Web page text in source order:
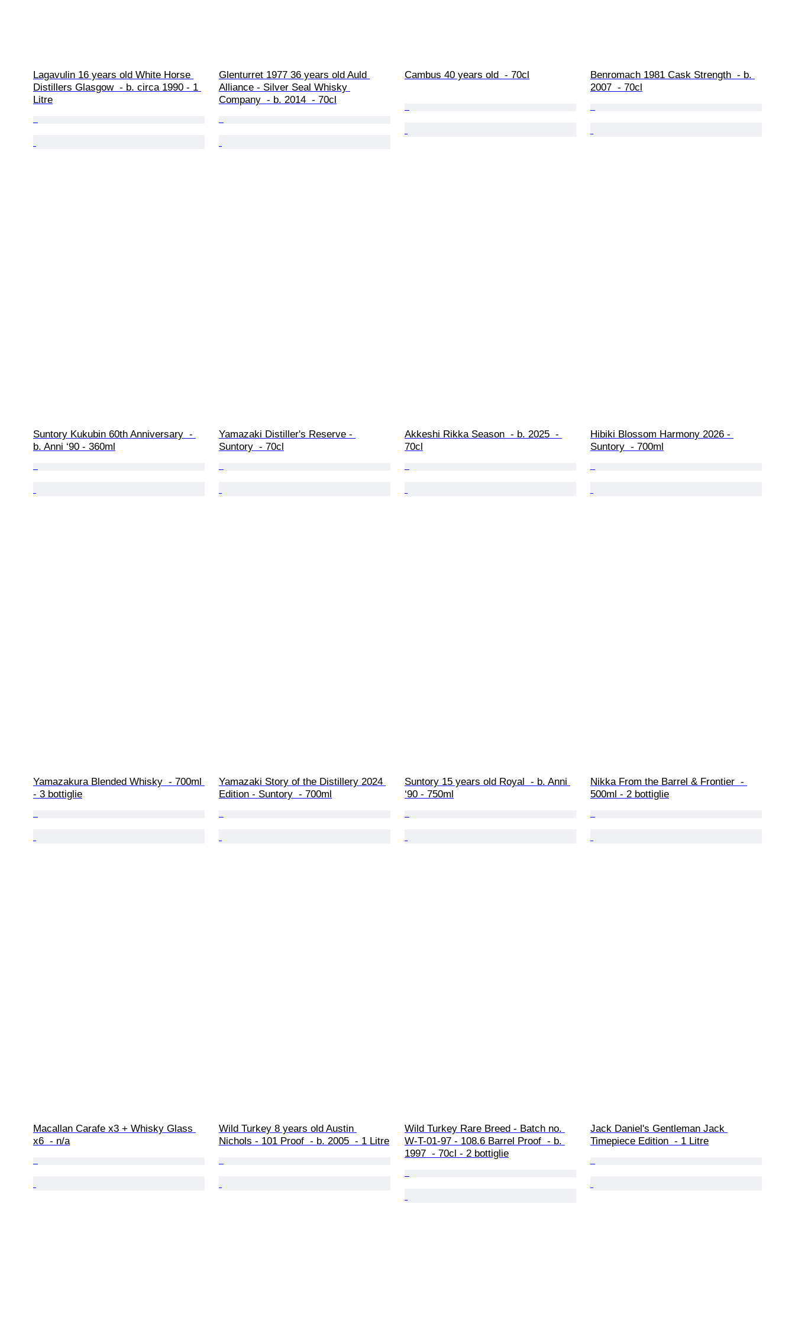
Lagavulin 16 years old White Horse
Distillers Glasgow  - b. circa 1990 - 1
Litre
Glenturret 1977 36 years old Auld
Alliance - Silver Seal Whisky
Company  - b. 2014  - 70cl
Cambus 40 years old  - 70cl
Benromach 1981 Cask Strength  - b.
2007  - 70cl
Suntory Kukubin 60th Anniversary  -
b. Anni ‘90 - 360ml
Yamazaki Distiller's Reserve -
Suntory  - 70cl
Akkeshi Rikka Season  - b. 2025  -
70cl
Hibiki Blossom Harmony 2026 -
Suntory  - 700ml
Yamazakura Blended Whisky  - 700ml
- 3 bottiglie
Yamazaki Story of the Distillery 2024
Edition - Suntory  - 700ml
Suntory 15 years old Royal  - b. Anni
‘90 - 750ml
Nikka From the Barrel & Frontier  -
500ml - 2 bottiglie
Macallan Carafe x3 + Whisky Glass
x6  - n/a
Wild Turkey 8 years old Austin
Nichols - 101 Proof  - b. 2005  - 1 Litre
Wild Turkey Rare Breed - Batch no.
W-T-01-97 - 108.6 Barrel Proof  - b.
1997  - 70cl - 2 bottiglie
Jack Daniel's Gentleman Jack
Timepiece Edition  - 1 Litre